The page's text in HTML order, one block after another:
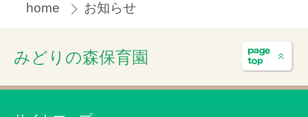
home お知らせ
みどりの森保育園